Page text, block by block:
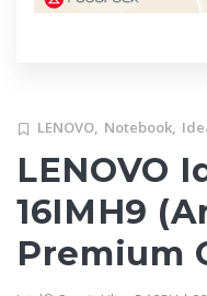
LENOVO, Notebook,
LENOVO
16IMH9
Premium